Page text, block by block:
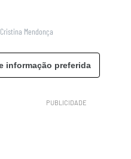
Cristina Mendonça
informação preferida